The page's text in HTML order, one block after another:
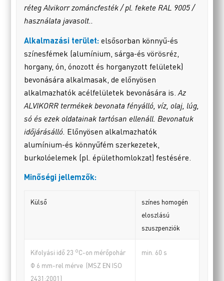
réteg Alvikorr zománcfesték / pl. fekete RAL 9005 /
használata javasolt..
Alkalmazási terület: elsősorban könnyű-és
színesfémek (alumínium, sárga-és vörösréz,
horgany, ón, ónozott és horganyzott felületek)
bevonására alkalmasak, de előnyösen
alkalmazhatók acélfelületek bevonására is.Az
ALVIKORR termékek bevonata fényálló, víz, olaj, lúg,
só és ezek oldatainak tartósan ellenáll. Bevonatuk
időjárásálló. Előnyösen alkalmazhatók
alumínium-és könnyűfém szerkezetek,
burkolóelemek (pl. épülethomlokzat) festésére.
Minőségi jellemzők:
Külső
színes homogén
eloszlású
szuszpenziók
Kifolyási idő 23 oC-on mérőpohár
Φ 6 mm-rel mérve (MSZ EN ISO
2431:2001)
min. 60 s